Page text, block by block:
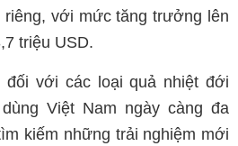
riêng, với mức tăng trưởng lên
triệu USD.
đối với các loại quả nhiệt đới
Việt Nam ngày càng đa
kiếm những trải nghiệm mới